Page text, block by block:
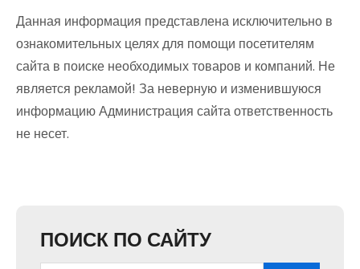
Данная информация представлена исключительно в
ознакомительных целях для помощи посетителям
сайта в поиске необходимых товаров и компаний. Не
является рекламой! За неверную и изменившуюся
информацию Администрация сайта ответственность
не несет.
ПОИСК ПО САЙТУ